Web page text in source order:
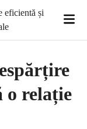
eficientă și
o relație